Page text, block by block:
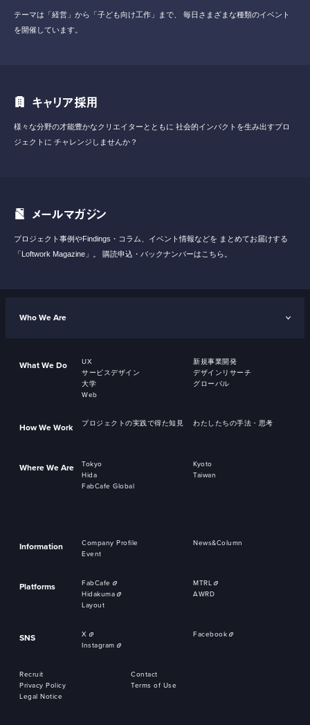
テーマは「経営」から「子ども向け工作」まで、
毎日さまざまな種類のイベント
を開催しています。
キャリア採用
様々な分野の才能豊かなクリエイターとともに 社会的インパクトを生み出すプロ
ジェクトに チャレンジしませんか？
メールマガジン
プロジェクト事例やFindings・コラム、イベント情報などを まとめてお届けする
「Loftwork Magazine」。
購読申込・バックナンバーはこちら。
Who We Are
What We Do UX
新規事業開発
サービスデザイン
デザインリサーチ
大学
グローバル
Web
How We Work プロジェクトの実践で得た知見 わたしたちの手法・思考
Where We Are Tokyo
Kyoto
Hida
Taiwan
FabCafe Global
Information Company Profile
News&Column
Event
Platforms FabCafe
MTRL
Hidakuma
AWRD
Layout
SNS X
Facebook
Instagram
Recruit
Contact
Privacy Policy
Terms of Use
Legal Notice